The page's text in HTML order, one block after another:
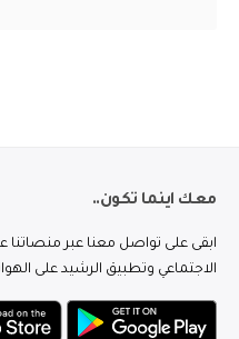
معك اينما تكون..
ابقى على تواصل معنا عبر منصاتنا
الاجتماعي وتطبيق الرشيد على